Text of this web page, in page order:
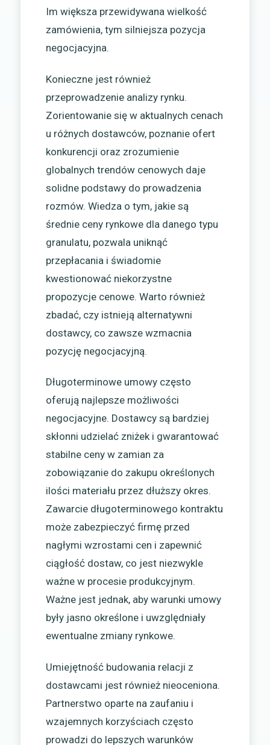
Im większa przewidywana wielkość
zamówienia, tym silniejsza pozycja
negocjacyjna.
Konieczne jest również
przeprowadzenie analizy rynku.
Zorientowanie się w aktualnych cenach
u różnych dostawców, poznanie ofert
konkurencji oraz zrozumienie
globalnych trendów cenowych daje
solidne podstawy do prowadzenia
rozmów. Wiedza o tym, jakie są
średnie ceny rynkowe dla danego typu
granulatu, pozwala uniknąć
przepłacania i świadomie
kwestionować niekorzystne
propozycje cenowe. Warto również
zbadać, czy istnieją alternatywni
dostawcy, co zawsze wzmacnia
pozycję negocjacyjną.
Długoterminowe umowy często
oferują najlepsze możliwości
negocjacyjne. Dostawcy są bardziej
skłonni udzielać zniżek i gwarantować
stabilne ceny w zamian za
zobowiązanie do zakupu określonych
ilości materiału przez dłuższy okres.
Zawarcie długoterminowego kontraktu
może zabezpieczyć firmę przed
nagłymi wzrostami cen i zapewnić
ciągłość dostaw, co jest niezwykle
ważne w procesie produkcyjnym.
Ważne jest jednak, aby warunki umowy
były jasno określone i uwzględniały
ewentualne zmiany rynkowe.
Umiejętność budowania relacji z
dostawcami jest również nieoceniona.
Partnerstwo oparte na zaufaniu i
wzajemnych korzyściach często
prowadzi do lepszych warunków